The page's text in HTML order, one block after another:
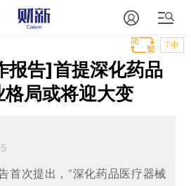
T中
报告]首提深化药品
局或将迎大变
首次提出，“深化药品医疗器械